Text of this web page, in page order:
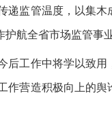
递监管温度， 以集木
护航全省市场监管事
后工作中将学以致用
作营造积极向上的舆